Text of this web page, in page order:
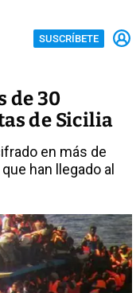
SUSCRÍBETE
de 30
de Sicilia
en más de
han llegado al